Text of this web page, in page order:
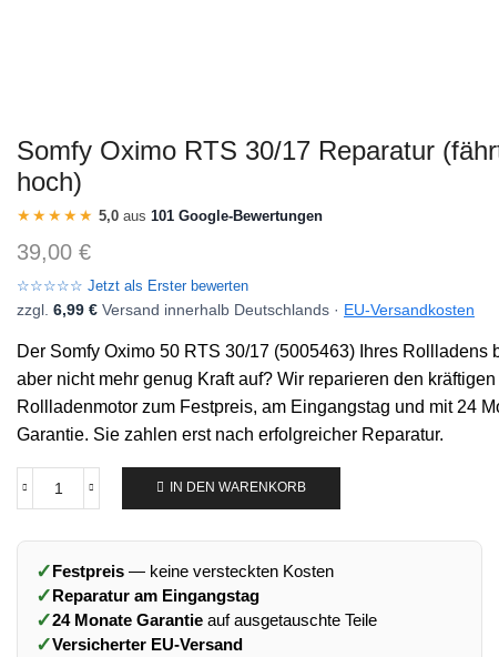
Somfy Oximo RTS 30/17 Reparatur
hoch)
★★★★★ 5,0 aus 101 Google-Bewertungen
39,00 €
☆☆☆☆☆ Jetzt als Erster bewerten
zzgl. 6,99 € Versand innerhalb Deutschlands · EU-Versandkosten
Der Somfy Oximo 50 RTS 30/17 (5005463) Ihres Rollladens
aber nicht mehr genug Kraft auf? Wir reparieren den
Rollladenmotor zum Festpreis, am Eingangstag und mit 24
Garantie. Sie zahlen erst nach erfolgreicher Reparatur.
IN DEN WARENKORB
✓Festpreis — keine versteckten Kosten
✓Reparatur am Eingangstag
✓24 Monate Garantie auf ausgetauschte Teile
✓Versicherter EU-Versand